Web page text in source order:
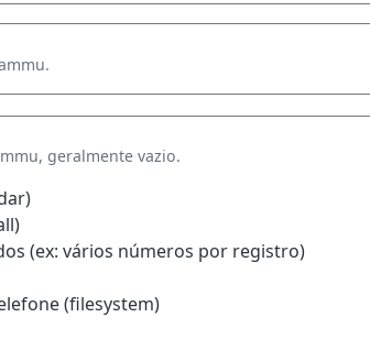
geralmente vazio.
(ex: vários números por registro)
(filesystem)